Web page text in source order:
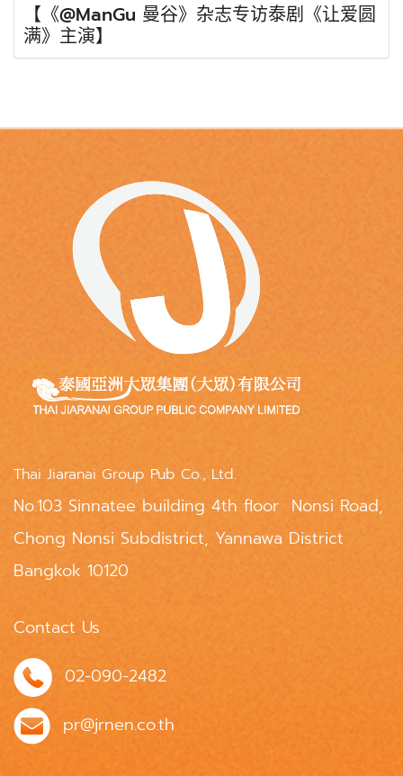
【《@ManGu 曼谷》杂志专访泰剧《让爱圆
满》主演】
Thai Jiaranai Group Pub Co., Ltd.
No.103 Sinnatee building 4th floor Nonsi Road,
Chong Nonsi Subdistrict, Yannawa District
Bangkok 10120
Contact Us
02-090-2482
pr@jrnen.co.th